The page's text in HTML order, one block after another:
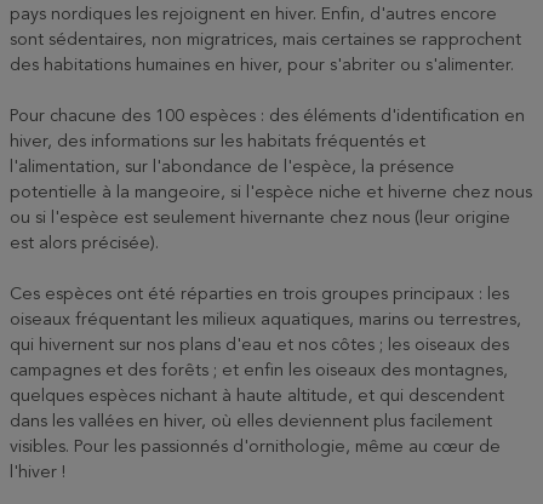
pays nordiques les rejoignent en hiver. Enfin, d'autres encore
sont sédentaires, non migratrices, mais certaines se rapprochent
des habitations humaines en hiver, pour s'abriter ou s'alimenter.
Pour chacune des 100 espèces : des éléments d'identification en
hiver, des informations sur les habitats fréquentés et
l'alimentation, sur l'abondance de l'espèce, la présence
potentielle à la mangeoire, si l'espèce niche et hiverne chez nous
ou si l'espèce est seulement hivernante chez nous (leur origine
est alors précisée).
Ces espèces ont été réparties en trois groupes principaux : les
oiseaux fréquentant les milieux aquatiques, marins ou terrestres,
qui hivernent sur nos plans d'eau et nos côtes ; les oiseaux des
campagnes et des forêts ; et enfin les oiseaux des montagnes,
quelques espèces nichant à haute altitude, et qui descendent
dans les vallées en hiver, où elles deviennent plus facilement
visibles. Pour les passionnés d'ornithologie, même au cœur de
l'hiver !